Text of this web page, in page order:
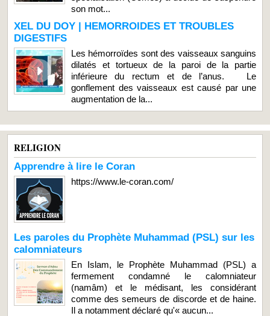
son mot...
XEL DU DOY | HEMORROIDES ET TROUBLES
DIGESTIFS
Les hémorroïdes sont des vaisseaux sanguins
dilatés et tortueux de la paroi de la partie
inférieure du rectum et de l’anus. Le
gonflement des vaisseaux est causé par une
augmentation de la...
RELIGION
Apprendre à lire le Coran
https://www.le-coran.com/
Les paroles du Prophète Muhammad (PSL) sur les
calomniateurs
En Islam, le Prophète Muhammad (PSL) a
fermement condamné le calomniateur
(namâm) et le médisant, les considérant
comme des semeurs de discorde et de haine.
Il a notamment déclaré qu'« aucun...